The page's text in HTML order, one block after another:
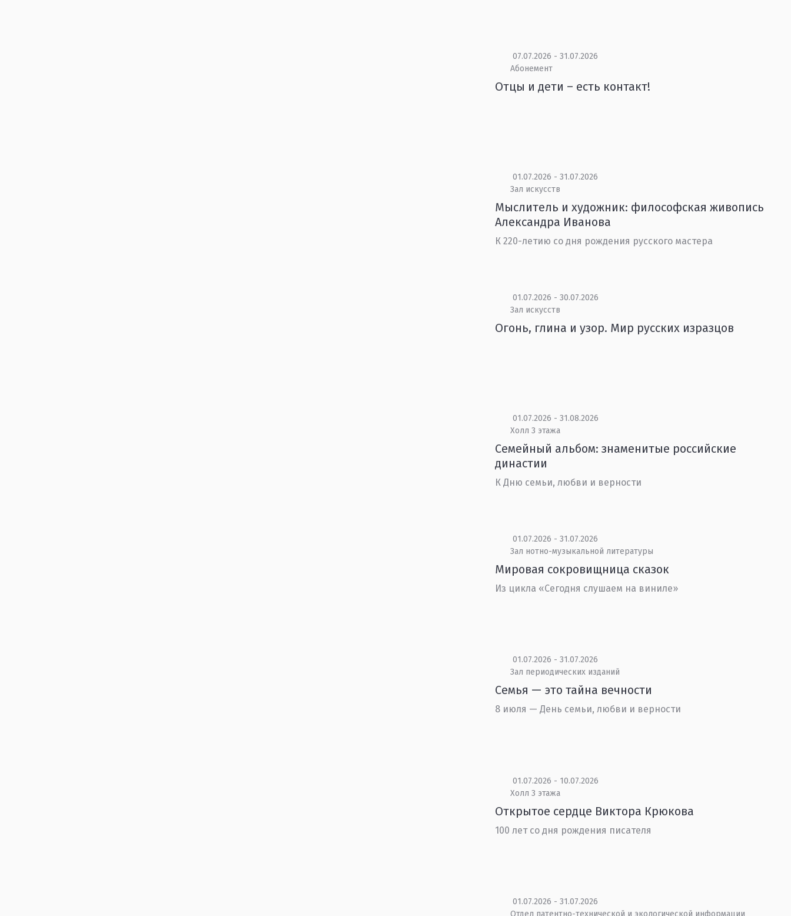
07.07.2026 - 31.07.2026
Абонемент
Отцы и дети – есть контакт!
01.07.2026 - 31.07.2026
Зал искусств
Мыслитель и художник: философская живопись
Александра Иванова
К 220-летию со дня рождения русского мастера
01.07.2026 - 30.07.2026
Зал искусств
Огонь, глина и узор. Мир русских изразцов
01.07.2026 - 31.08.2026
Холл 3 этажа
Семейный альбом: знаменитые российские
династии
К Дню семьи, любви и верности
01.07.2026 - 31.07.2026
Зал нотно-музыкальной литературы
Мировая сокровищница сказок
Из цикла «Сегодня слушаем на виниле»
01.07.2026 - 31.07.2026
Зал периодических изданий
Семья — это тайна вечности
8 июля — День семьи, любви и верности
01.07.2026 - 10.07.2026
Холл 3 этажа
Открытое сердце Виктора Крюкова
100 лет со дня рождения писателя
01.07.2026 - 31.07.2026
Отдел патентно-технической и экологической информации